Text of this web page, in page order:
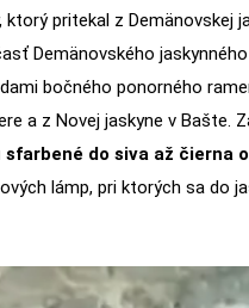
pritekal z Demänovskej
Demänovského
bočného ponorného
a z Novej jaskyne v Bašte.
do siva až čierna
lámp, pri ktorých sa do